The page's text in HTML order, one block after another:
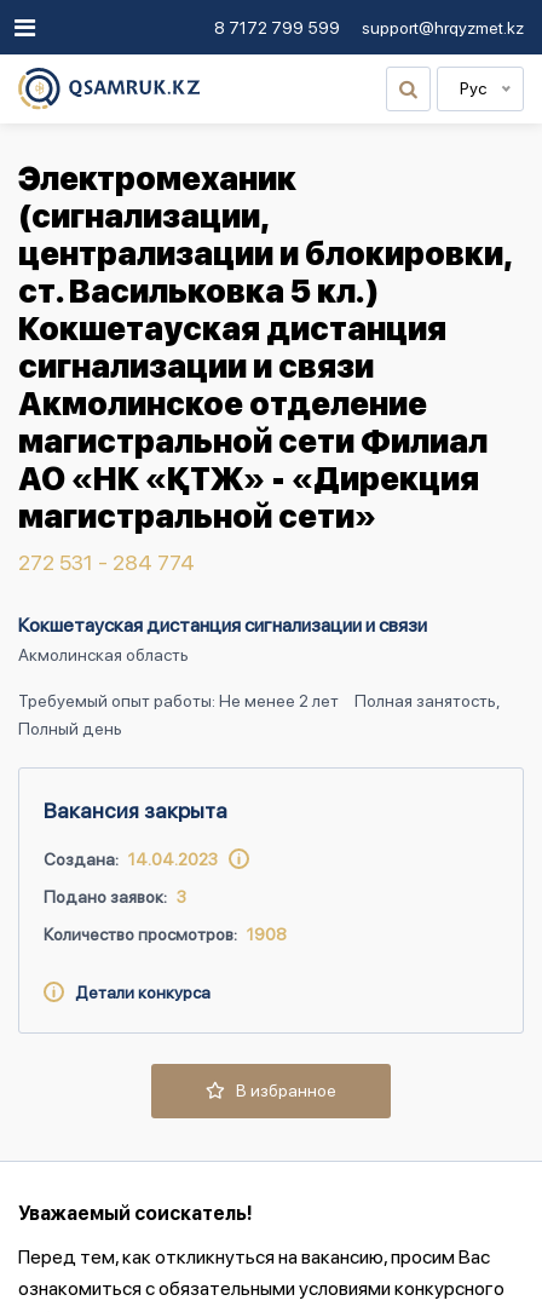
8 7172 799 599 support@hrqyzmet.kz
Рус
Электромеханик
(сигнализации,
централизации и блокировки,
ст. Васильковка 5 кл.)
Кокшетауская дистанция
сигнализации и связи
Акмолинское отделение
магистральной сети Филиал
АО «НК «ҚТЖ» - «Дирекция
магистральной сети»
272 531 - 284 774
Кокшетауская дистанция сигнализации и связи
Акмолинская область
Требуемый опыт работы: Не менее 2 лет
Полная занятость,
Полный день
Вакансия закрыта
Создана: 14.04.2023
Подано заявок: 3
Количество просмотров: 1908
Детали конкурса
В избранное
Уважаемый соискатель!
Перед тем, как откликнуться на вакансию, просим Вас
ознакомиться с обязательными условиями конкурсного